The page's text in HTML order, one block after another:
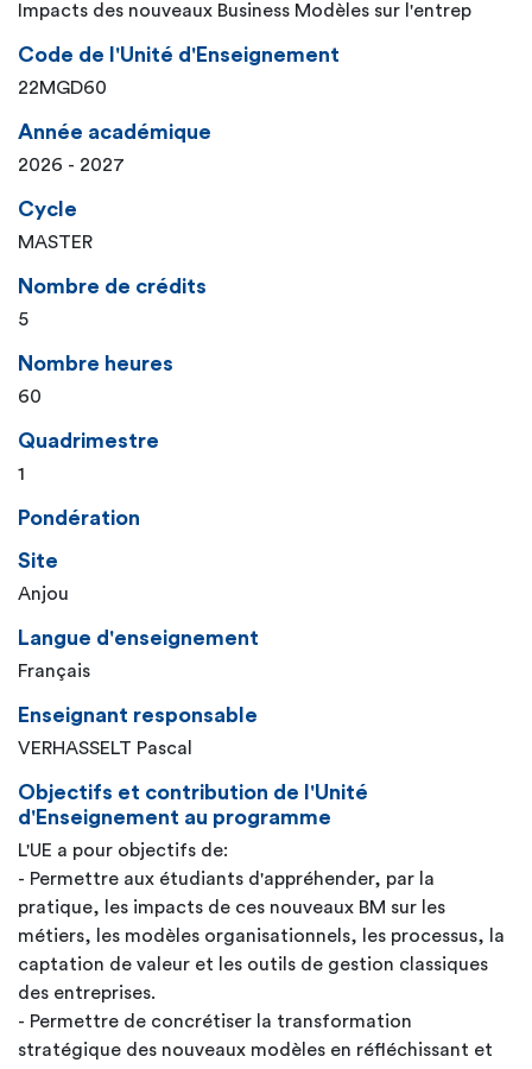
Impacts des nouveaux Business Modèles sur l'entrep
Code de l'Unité d'Enseignement
22MGD60
Année académique
2026 - 2027
Cycle
MASTER
Nombre de crédits
5
Nombre heures
60
Quadrimestre
1
Pondération
Site
Anjou
Langue d'enseignement
Français
Enseignant responsable
VERHASSELT Pascal
Objectifs et contribution de l'Unité
d'Enseignement au programme
L'UE a pour objectifs de:
- Permettre aux étudiants d'appréhender, par la
pratique, les impacts de ces nouveaux BM sur les
métiers, les modèles organisationnels, les processus, la
captation de valeur et les outils de gestion classiques
des entreprises.
- Permettre de concrétiser la transformation
stratégique des nouveaux modèles en réfléchissant et